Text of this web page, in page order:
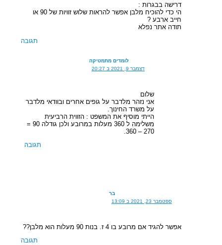
דרישה בבגרות :
הי כדי להוכיח מלבן אפשר להראות שלוש זוויות של 90 או
חייב ארבע ?
תודה אתר נפלא
תגובה
לומדים מתמטיקה
דצמבר 9, 2021 ב 20:27
שלום
אני נזהר מלדבר על גופים אחרים ובוודאי מלדבר
על משרד החינוך.
הייתי מוסיף את המשפט : הזווית הרביעית
משלימה ל 360 מעלות במרובע ולכן גודלה 90 =
270 – 360.
תגובה
בר
ספטמבר 23, 2021 ב 13:09
אפשר להגיד אם מרובע בו 4 ז. בנות 90 מעלות הוא מלבן??
תגובה